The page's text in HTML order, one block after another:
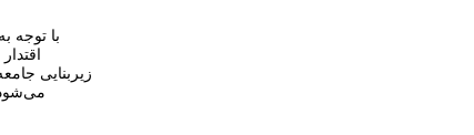
با توجه
زیربنایی
می‌شود